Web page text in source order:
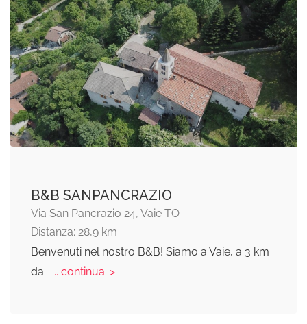
B&B SANPANCRAZIO
Via San Pancrazio 24, Vaie TO
Distanza: 28,9 km
Benvenuti nel nostro B&B! Siamo a Vaie, a 3 km
da
... continua: >